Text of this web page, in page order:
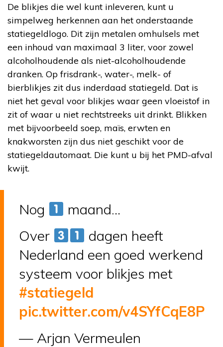
De blikjes die wel kunt inleveren, kunt u
simpelweg herkennen aan het onderstaande
statiegeldlogo. Dit zijn metalen omhulsels met
een inhoud van maximaal 3 liter, voor zowel
alcoholhoudende als niet-alcoholhoudende
dranken. Op frisdrank-, water-, melk- of
bierblikjes zit dus inderdaad statiegeld. Dat is
niet het geval voor blikjes waar geen vloeistof in
zit of waar u niet rechtstreeks uit drinkt. Blikken
met bijvoorbeeld soep, maïs, erwten en
knakworsten zijn dus niet geschikt voor de
statiegeldautomaat. Die kunt u bij het PMD-afval
kwijt.
Nog
maand…
Over
dagen heeft
Nederland een goed werkend
systeem voor blikjes met
#statiegeld
pic.twitter.com/v4SYfCqE8P
— Arjan Vermeulen